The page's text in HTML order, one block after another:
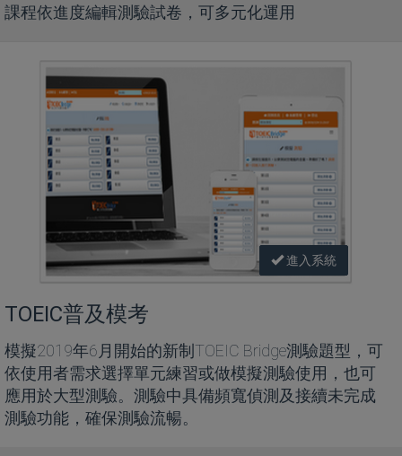
課程依進度編輯測驗試卷，可多元化運用
進入系統
TOEIC普及模考
模擬2019年6月開始的新制TOEIC Bridge測驗題型，可
依使用者需求選擇單元練習或做模擬測驗使用，也可
應用於大型測驗。測驗中具備頻寬偵測及接續未完成
測驗功能，確保測驗流暢。